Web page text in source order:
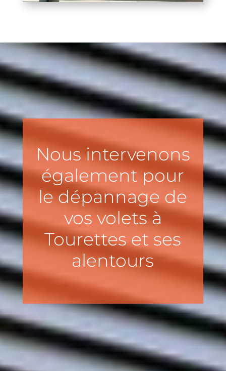
Nous intervenons
également pour
le dépannage de
vos volets à
Tourettes et ses
alentours